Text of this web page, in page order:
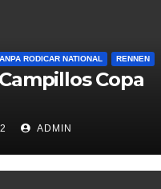
ANPA RODICAR NATIONAL RENNEN
Copa
ADMIN